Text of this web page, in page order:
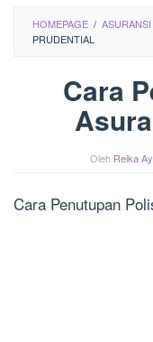
HOMEPAGE / ASURANSI
PRUDENTIAL
Cara
Oleh Reika
Cara Penutupan